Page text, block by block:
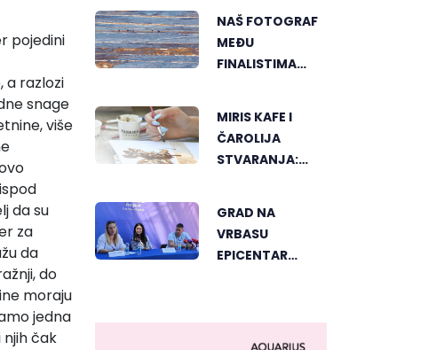
pojedini
a razlozi
snage
više
da su
za
da
do
moraju
jedna
njih čak
RIBLJEG
PAPRIKAŠA U
DVOROVIMA
NAŠ FOTOGRAF
MEĐU
FINALISTIMA
PHOTOGRAPHY"
FESTIVALA U
MONGOLIJI
MIRIS KAFE I
ČAROLIJA
STVARANJA:
UMJETNOSTI U
BANJALUCI
GRAD NA
VRBASU
EPICENTAR